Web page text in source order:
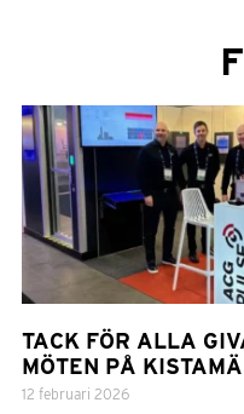
TACK FÖR ALLA
MÖTEN PÅ
12 februari 2026